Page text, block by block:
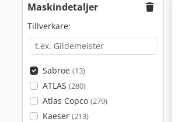
Maskindetaljer
Tillverkare:
Sabroe (13)
ATLAS (280)
Atlas Copco (279)
Kaeser (213)